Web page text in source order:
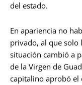
del estado.
En apariencia no
privado, al que solo
situación cambió a
de la Virgen de
capitalino aprobó el